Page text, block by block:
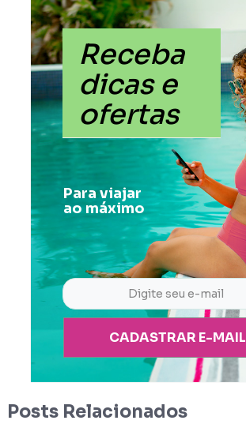
Receba
dicas e
ofertas
Para viajar
ao máximo
CADASTRAR E-MAIL
Posts Relacionados